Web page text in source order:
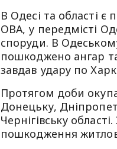
В Одесі та області
ОВА, у передмісті
споруди. В
пошкоджено ангар
завдав удару по
Протягом доби
Донецьку,
Чернігівську
пошкодження